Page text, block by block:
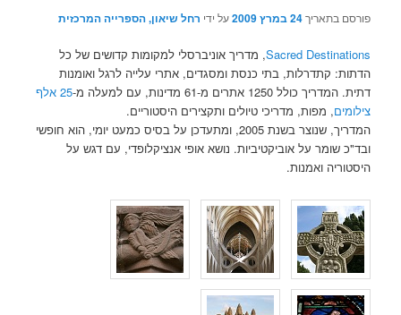
פורסם בתאריך24 במרץ 2009 על ידי רחל שיאון, הספרייה המרכזית
Sacred Destinations, מדריך אוניברסלי למקומות קדושים של כל
הדתות: קתדרלות, בתי כנסת ומסגדים, אתרי עלייה לרגל ואומנות
דתית. המדריך כולל 1250 אתרים מ-61 מדינות, עם למעלה מ-
25 אלף
צילומים, מפות, מדריכי טיולים ותקצירים היסטוריים.
המדריך, שנוצר בשנת 2005, ומתעדכן על בסיס כמעט יומי, הוא חופשי
ובד"כ שומר על אוביקטיביות. נושא אופי אנציקלופדי, עם דגש על
היסטוריה ואמנות.